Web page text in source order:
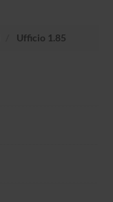
Ufficio 1.85